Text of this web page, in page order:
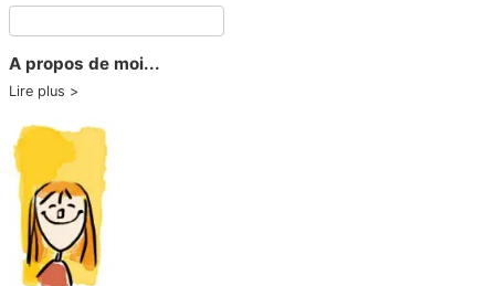
A propos de moi...
Lire plus